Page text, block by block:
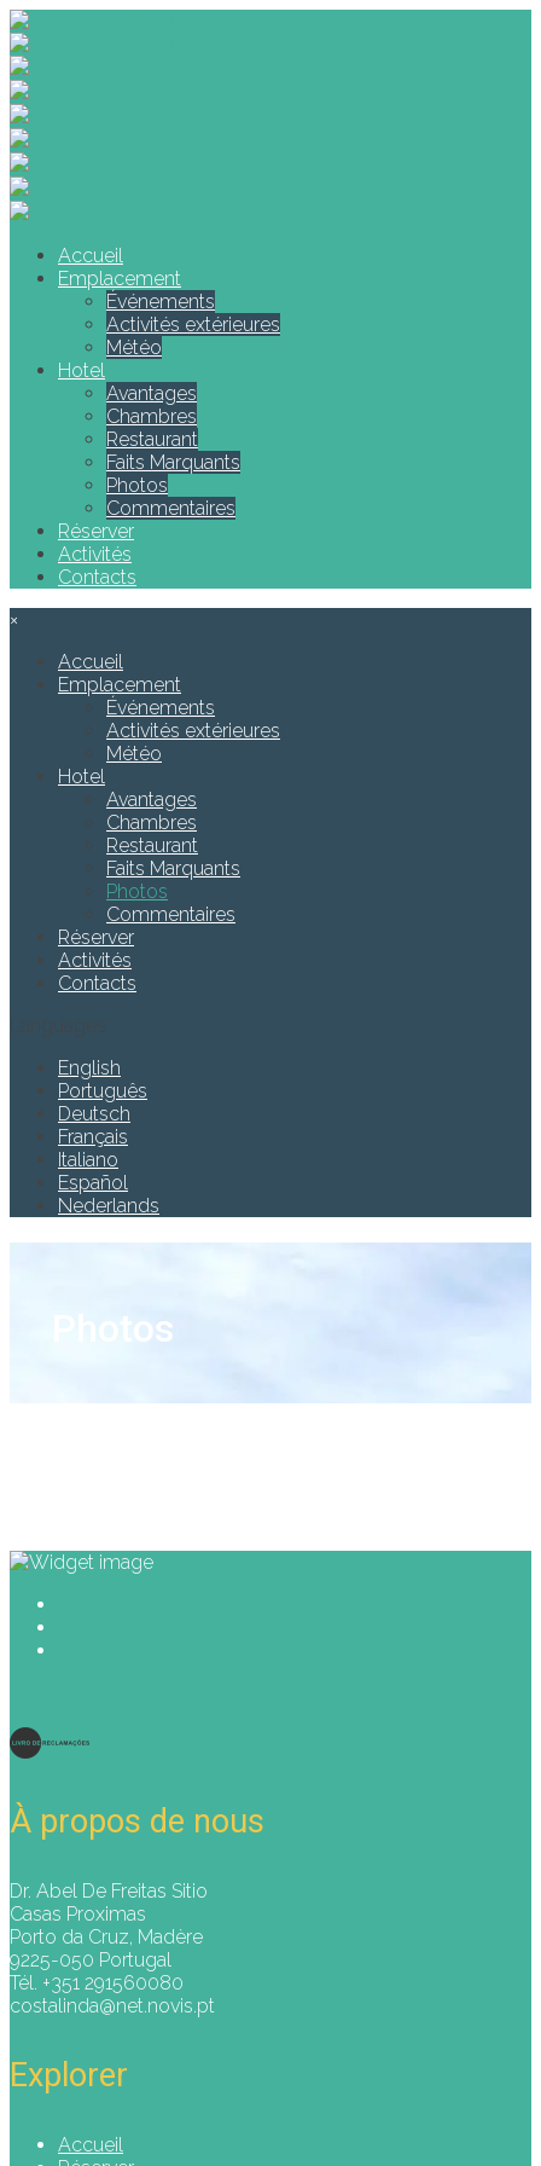
Accueil
Emplacement
Événements
Activités extérieures
Météo
Hotel
Avantages
Chambres
Restaurant
Faits Marquants
Photos
Commentaires
Réserver
Activités
Contacts
×
Accueil
Emplacement
Événements
Activités extérieures
Météo
Hotel
Avantages
Chambres
Restaurant
Faits Marquants
Photos
Commentaires
Réserver
Activités
Contacts
English
Português
Deutsch
Français
Italiano
Español
Nederlands
Photos
À propos de nous
Dr. Abel De Freitas Sitio
Casas Proximas
Porto da Cruz, Madère
9225-050 Portugal
Tél. +351 291560080
costalinda@net.novis.pt
Explorer
Accueil